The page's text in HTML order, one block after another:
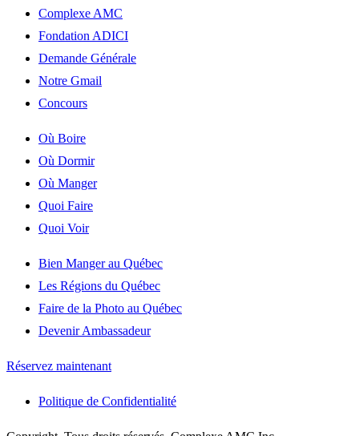
Complexe AMC
Fondation ADICI
Demande Générale
Notre Gmail
Concours
Où Boire
Où Dormir
Où Manger
Quoi Faire
Quoi Voir
Bien Manger au Québec
Les Régions du Québec
Faire de la Photo au Québec
Devenir Ambassadeur
Réservez maintenant
Politique de Confidentialité